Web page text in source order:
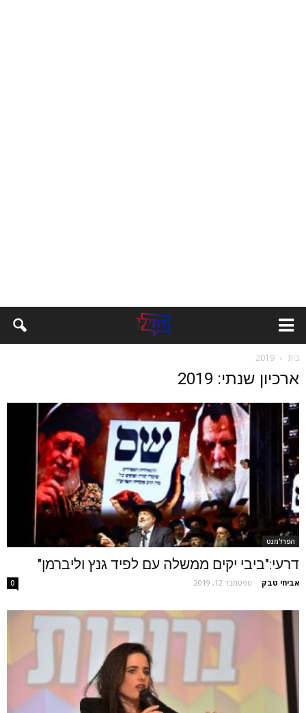
בית 2019
ארכיון שנתי: 2019
הפרלמנט
דרעי:"ביבי יקים ממשלה עם לפיד גנץ וליברמן"
אביחי טבק - ספטמבר 12, 2019 0